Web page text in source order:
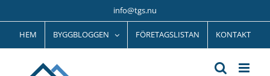
till
innehållet
info@tgs.nu
HEM BYGGBLOGGEN FÖRETAGSLISTAN KONTAKT